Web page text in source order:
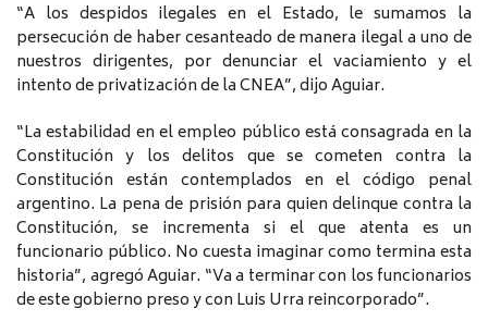
“A los despidos ilegales en el Estado, le sumamos la
persecución de haber cesanteado de manera ilegal a uno de
nuestros dirigentes, por denunciar el vaciamiento y el
intento de privatización de la CNEA”, dijo Aguiar.
“La estabilidad en el empleo público está consagrada en la
Constitución y los delitos que se cometen contra la
Constitución están contemplados en el código penal
argentino. La pena de prisión para quien delinque contra la
Constitución, se incrementa si el que atenta es un
funcionario público. No cuesta imaginar como termina esta
historia”, agregó Aguiar. “Va a terminar con los funcionarios
de este gobierno preso y con Luis Urra reincorporado”.